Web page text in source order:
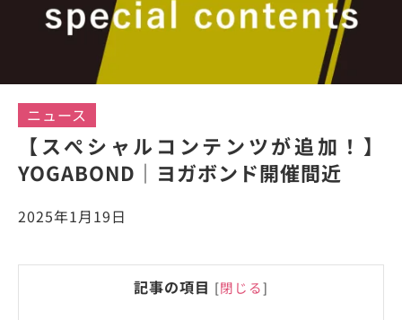
ニュース
【スぺシャルコンテンツが追加！】
YOGABOND｜ヨガボンド開催間近
2025年1月19日
記事の項目 [閉じる]